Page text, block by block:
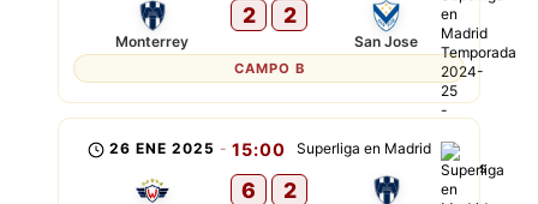
Monterrey
2 2
San Jose
CAMPO B
Superliga en Madrid
26 ENE 2025 - 15:00
6 2